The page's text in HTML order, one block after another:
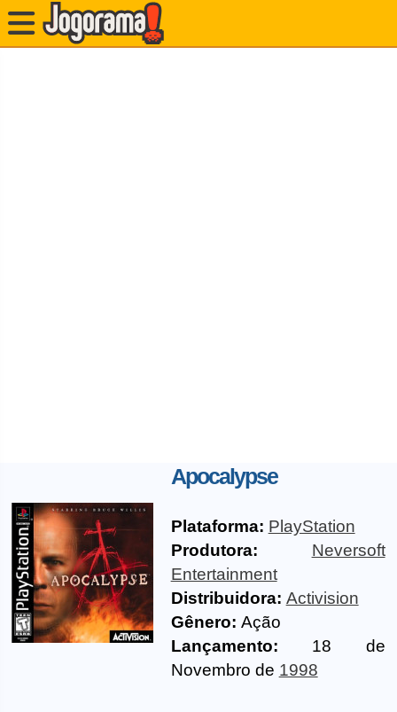
Apocalypse
Plataforma: PlayStation
Produtora:
Neversoft
Entertainment
Distribuidora: Activision
Gênero: Ação
Lançamento: 18 de
Novembro de 1998